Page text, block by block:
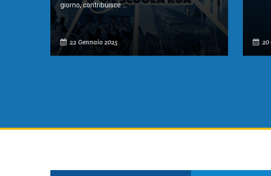
giorno, contribuisce ...
22 Gennaio 2025 20